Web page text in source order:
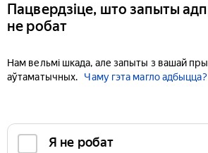
Пацвердзіце, што запыты
не робат
Нам вельмі шкада, але запыты з вашай
аўтаматычных.
Чаму гэта магло адбыцца?
Я не робат